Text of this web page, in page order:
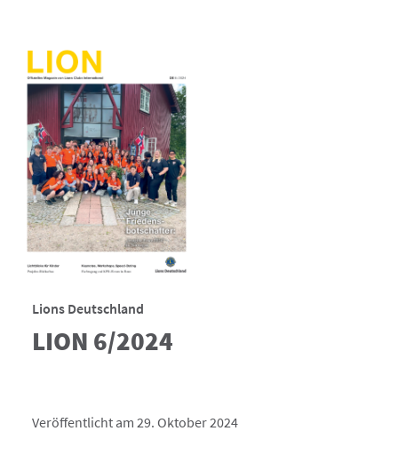
Lions Deutschland
LION 6/2024
Veröffentlicht am 29. Oktober 2024